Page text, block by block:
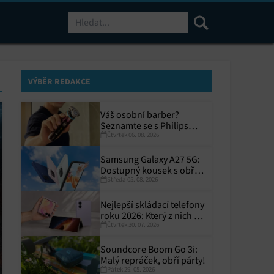
VÝBĚR REDAKCE
Váš osobní barber?
Seznamte se s Philips
i9000 Prestige Ultra
Čtvrtek 06. 08. 2026
Samsung Galaxy A27 5G:
Dostupný kousek s obřím
displejem
Středa 05. 08. 2026
Nejlepší skládací telefony
roku 2026: Který z nich si
zaslouží místo ve vaší
Čtvrtek 30. 07. 2026
Soundcore Boom Go 3i:
Malý repráček, obří párty!
Pátek 29. 05. 2026